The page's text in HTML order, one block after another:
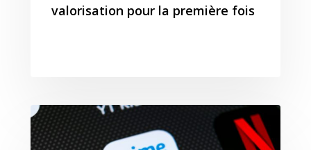
valorisation pour la première fois